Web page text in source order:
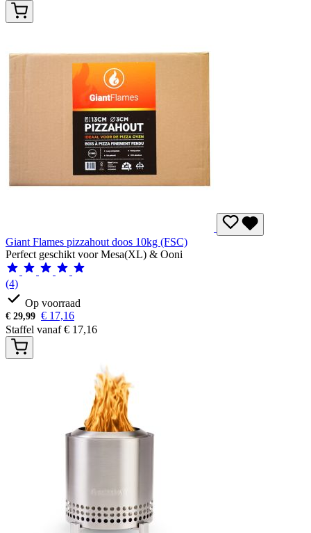
Giant Flames pizzahout doos 10kg (FSC)
Perfect geschikt voor Mesa(XL) & Ooni
(4)
Op voorraad
€ 29,99 € 17,16
Staffel vanaf€ 17,16